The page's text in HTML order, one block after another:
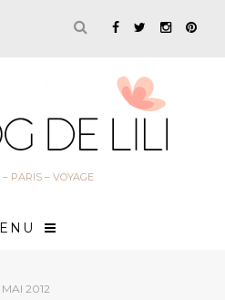
– PARIS – VOYAGE
2012